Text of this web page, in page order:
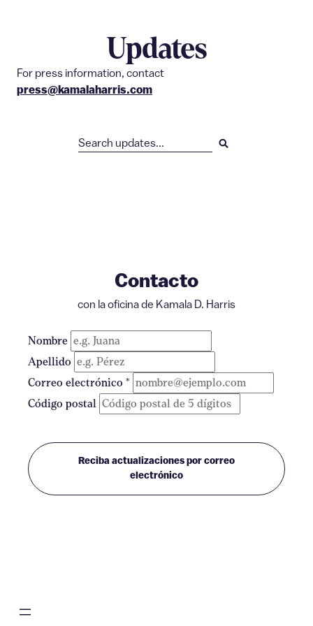
Updates
For press information, contact
press@kamalaharris.com
Search
Contacto
con la oficina de Kamala D. Harris
Nombre
Apellido
Correo electrónico *
Código postal
Reciba actualizaciones por correo
electrónico